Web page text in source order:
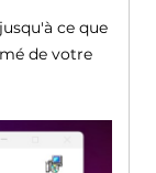
ce que
de votre